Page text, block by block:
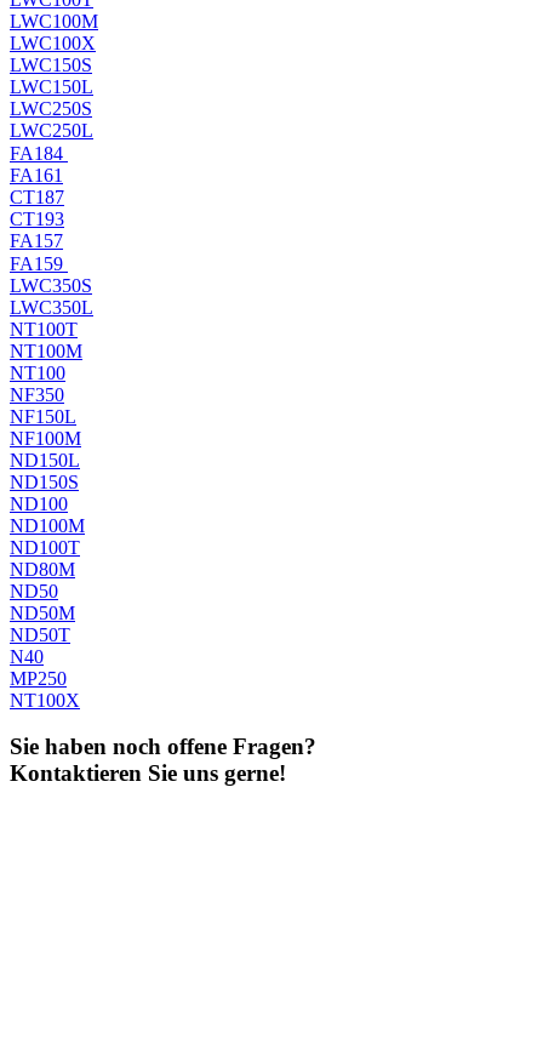
LWC100M
LWC100X
LWC150S
LWC150L
LWC250S
LWC250L
FA184
FA161
CT187
CT193
FA157
FA159
LWC350S
LWC350L
NT100T
NT100M
NT100
NF350
NF150L
NF100M
ND150L
ND150S
ND100
ND100M
ND100T
ND80M
ND50
ND50M
ND50T
N40
MP250
NT100X
Sie haben noch offene Fragen?
Kontaktieren Sie uns gerne!